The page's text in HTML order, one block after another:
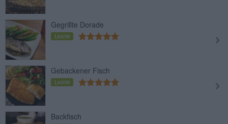
Gegrillte Dorade
Leicht
Gebackener Fisch
Leicht
Backfisch